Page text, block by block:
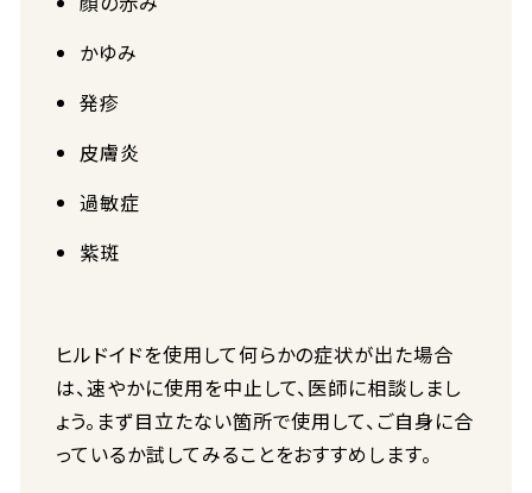
かゆみ
発疹
皮膚炎
過敏症
紫斑
ヒルドイドを使用して何らかの症状が出た場合
は、速やかに使用を中止して、医師に相談しまし
ょう。まず目立たない箇所で使用して、ご自身に合
っているか試してみることをおすすめします。